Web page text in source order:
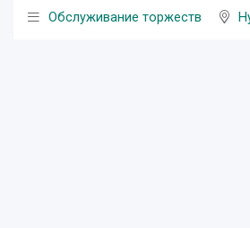
Обслуживание торжеств